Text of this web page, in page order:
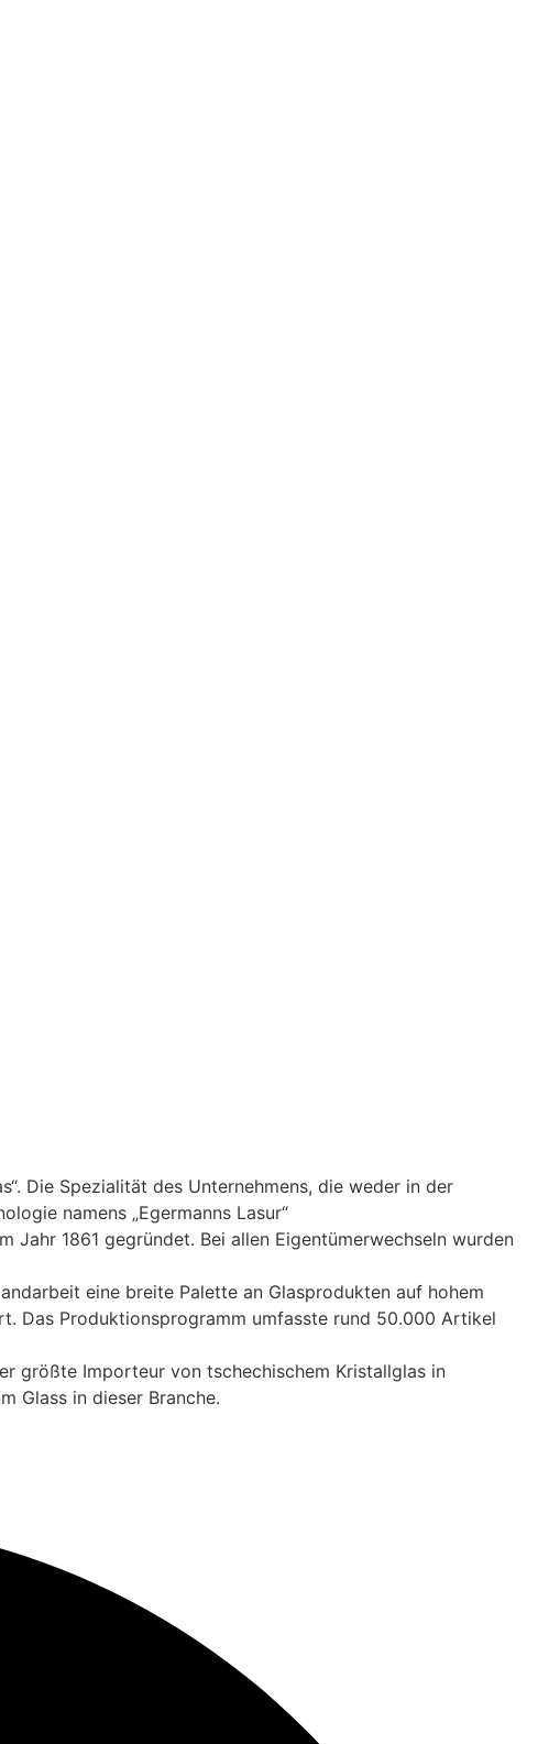
Die Spezialität des Unternehmens, die weder in der
namens „Egermanns Lasur“
Jahr 1861 gegründet. Bei allen Eigentümerwechseln wurden
eine breite Palette an Glasprodukten auf hohem
Das Produktionsprogramm umfasste rund 50.000 Artikel
größte Importeur von tschechischem Kristallglas in
Glass in dieser Branche.